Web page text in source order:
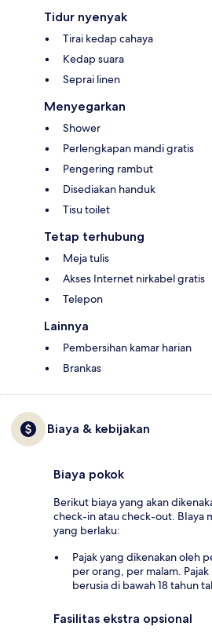
Tidur nyenyak
Tirai kedap cahaya
Kedap suara
Seprai linen
Menyegarkan
Shower
Perlengkapan mandi gratis
Pengering rambut
Disediakan handuk
Tisu toilet
Tetap terhubung
Meja tulis
Akses Internet nirkabel gratis
Telepon
Lainnya
Pembersihan kamar harian
Brankas
Biaya & kebijakan
Biaya pokok
Berikut biaya yang akan
check-in atau check-out. BIaya
yang berlaku:
Pajak yang dikenakan oleh
per orang, per malam.
berusia di bawah 18 tahun
Fasilitas ekstra opsional